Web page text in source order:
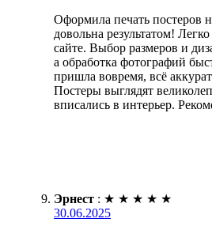
Оформила печать постеров
довольна результатом!
сайте. Выбор размеров и
а обработка фотографий
пришла вовремя, всё
Постеры выглядят
вписались в интерьер.
Эрнест : ★ ★ ★ ★ ★
30.06.2025